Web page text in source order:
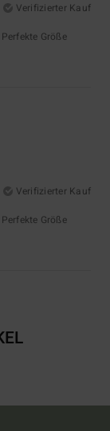
Verifizierter Kauf
Größe
Verifizierter Kauf
Größe